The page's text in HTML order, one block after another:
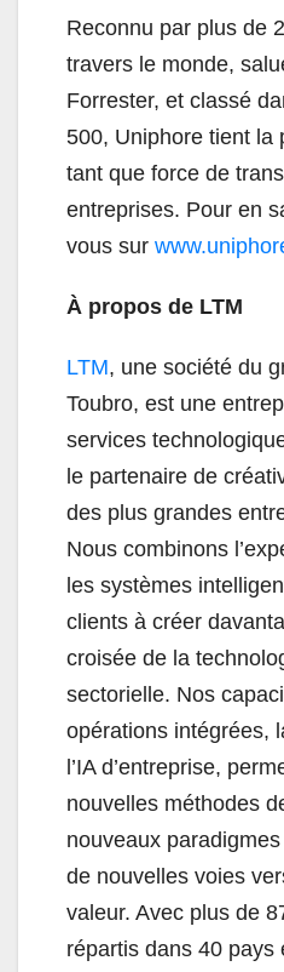
Reconnu par plus de
travers le monde,
Forrester, et classé
500, Uniphore tient la
tant que force de
entreprises. Pour en
vous sur
À propos de LTM
LTM, une société du
Toubro, est une
services
le partenaire de
des plus grandes
Nous combinons
les systèmes
clients à créer
croisée de la
sectorielle. Nos
opérations intégrées,
l’IA d’entreprise,
nouvelles méthodes
nouveaux
de nouvelles voies
valeur. Avec plus de
répartis dans 40 pays